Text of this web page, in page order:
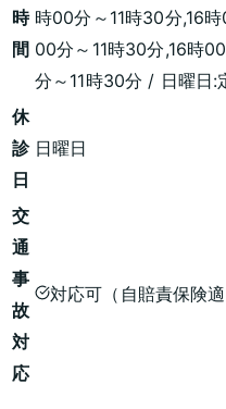
時
間
時00分～11時30分,16
00分～11時30分,16時
分～11時30分 / 日曜日:
休
診
日
日曜日
交
通
事
故
対
応
対応可（自賠責保険